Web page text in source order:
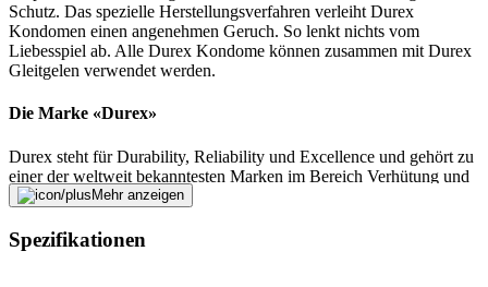
Schutz. Das spezielle Herstellungsverfahren verleiht Durex
Kondomen einen angenehmen Geruch. So lenkt nichts vom
Liebesspiel ab. Alle Durex Kondome können zusammen mit Durex
Gleitgelen verwendet werden.
Die Marke «Durex»
Durex steht für Durability, Reliability und Excellence und gehört zu
einer der weltweit bekanntesten Marken im Bereich Verhütung und
Sexspielzeuge. Seit der Gründung im Jahre 1929 bringt Durex
extradick, gerippt oder genoppt, mit Geschmack oder ohne – Durex
sorgt für Abwechslung beim Safer Sex. Seit 2003 vertreibt die
Mehr anzeigen
Spezifikationen